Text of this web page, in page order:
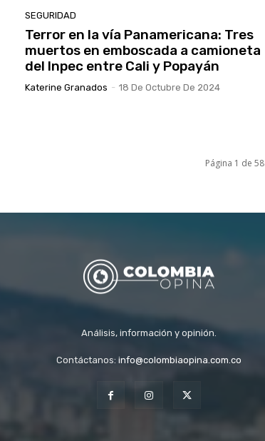
SEGURIDAD
Terror en la vía Panamericana: Tres
muertos en emboscada a camioneta
del Inpec entre Cali y Popayán
Katerine Granados - 18 De Octubre De 2024
Página 1 de 58
Análisis, información y opinión.
Contáctanos: info@colombiaopina.com.co